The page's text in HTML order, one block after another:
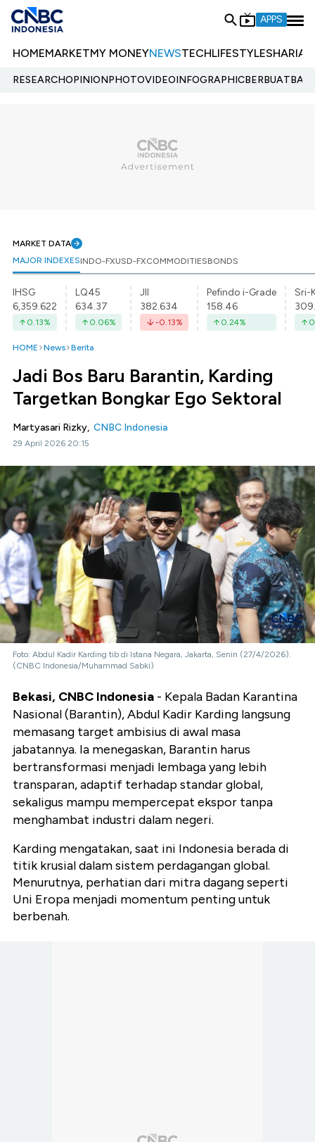
APPS
HOMEMARKETMY MONEYNEWSTECHLIFESTYLESHARIA
RESEARCHOPINIONPHOTOVIDEOINFOGRAPHIC
MARKET DATA
MAJOR INDEXESINDO-FXUSD-FXCOMMODITIESBONDS
IHSG
6,359.622
0.13%
LQ45
634.37
0.06%
JII
382.634
-0.13%
Pefindo i-Grade
158.46
0.24%
Sri-
HOME News Berita
Jadi Bos Baru Barantin, Karding
Targetkan Bongkar Ego Sektoral
Martyasari Rizky, CNBC Indonesia
29 April 2026 20:15
Foto: Abdul Kadir Karding tib di Istana Negara, Jakarta, Senin (27/4/2026).
(CNBC Indonesia/Muhammad Sabki)
Bekasi, CNBC Indonesia - Kepala Badan Karantina
Nasional (Barantin), Abdul Kadir Karding langsung
memasang target ambisius di awal masa
jabatannya. Ia menegaskan, Barantin harus
bertransformasi menjadi lembaga yang lebih
transparan, adaptif terhadap standar global,
sekaligus mampu mempercepat ekspor tanpa
menghambat industri dalam negeri.
Karding mengatakan, saat ini Indonesia berada di
titik krusial dalam sistem perdagangan global.
Menurutnya, perhatian dari mitra dagang seperti
Uni Eropa menjadi momentum penting untuk
berbenah.